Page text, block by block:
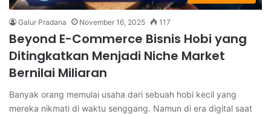
Galur Pradana November 16, 2025 117
Beyond E-Commerce Bisnis Hobi yang
Ditingkatkan Menjadi Niche Market
Bernilai Miliaran
Banyak orang memulai usaha dari sebuah hobi kecil yang
mereka nikmati di waktu senggang. Namun di era digital saat